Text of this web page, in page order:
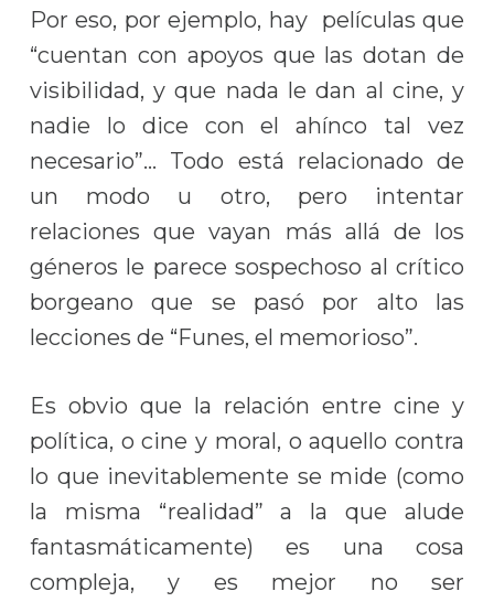
Por eso, por ejemplo, hay películas que
“cuentan con apoyos que las dotan de
visibilidad, y que nada le dan al cine, y
nadie lo dice con el ahínco tal vez
necesario”… Todo está relacionado de
un modo u otro, pero intentar
relaciones que vayan más allá de los
géneros le parece sospechoso al crítico
borgeano que se pasó por alto las
lecciones de “Funes, el memorioso”.
Es obvio que la relación entre cine y
política, o cine y moral, o aquello contra
lo que inevitablemente se mide (como
la misma “realidad” a la que alude
fantasmáticamente) es una cosa
compleja, y es mejor no ser